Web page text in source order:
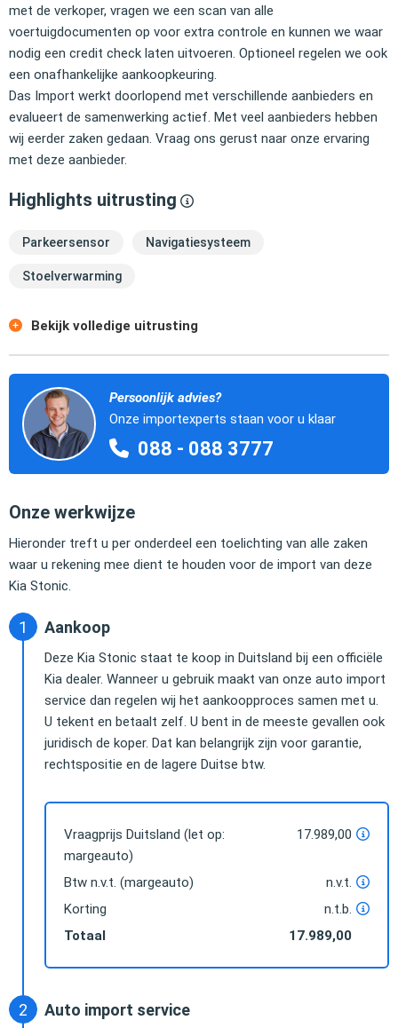
met de verkoper, vragen we een scan van alle
voertuigdocumenten op voor extra controle en kunnen we waar
nodig een credit check laten uitvoeren. Optioneel regelen we ook
een onafhankelijke aankoopkeuring.
Das Import werkt doorlopend met verschillende aanbieders en
evalueert de samenwerking actief. Met veel aanbieders hebben
wij eerder zaken gedaan. Vraag ons gerust naar onze ervaring
met deze aanbieder.
Highlights uitrusting
Parkeersensor Navigatiesysteem
Stoelverwarming
Bekijk volledige uitrusting
Persoonlijk advies?
Onze importexperts staan voor u klaar
088 - 088 3777
Onze werkwijze
Hieronder treft u per onderdeel een toelichting van alle zaken
waar u rekening mee dient te houden voor de import van deze
Kia Stonic.
Aankoop
Deze Kia Stonic staat te koop in Duitsland bij een officiële
Kia dealer. Wanneer u gebruik maakt van onze auto import
service dan regelen wij het aankoopproces samen met u.
U tekent en betaalt zelf. U bent in de meeste gevallen ook
juridisch de koper. Dat kan belangrijk zijn voor garantie,
rechtspositie en de lagere Duitse btw.
Vraagprijs Duitsland (let op:
margeauto)
17.989,00
Btw n.v.t. (margeauto)
n.v.t.
Korting
n.t.b.
Totaal
17.989,00
Auto import service